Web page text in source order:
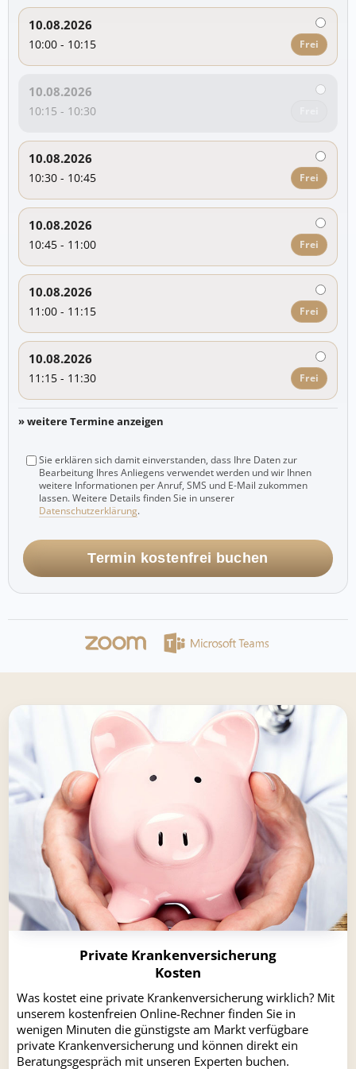
10.08.2026
10:00 - 10:15 Frei
10.08.2026
10:15 - 10:30
10.08.2026
10:30 - 10:45 Frei
10.08.2026
10:45 - 11:00 Frei
10.08.2026
11:00 - 11:15 Frei
10.08.2026
11:15 - 11:30 Frei
» weitere Termine anzeigen
Sie erklären sich damit einverstanden, dass Ihre Daten zur
Bearbeitung Ihres Anliegens verwendet werden und wir Ihnen
weitere Informationen per Anruf, SMS und E-Mail zukommen
lassen. Weitere Details finden Sie in unserer
Datenschutzerklärung.
Termin kostenfrei buchen
Private Krankenversicherung
Kosten
Was kostet eine private Krankenversicherung wirklich? Mit
unserem kostenfreien Online-Rechner finden Sie in
wenigen Minuten die günstigste am Markt verfügbare
private Krankenversicherung und können direkt ein
Beratungsgespräch mit unseren Experten buchen.